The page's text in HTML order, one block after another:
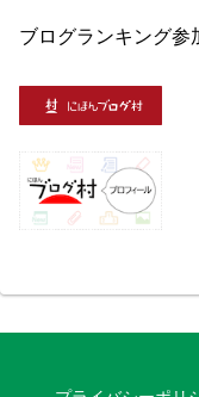
ブログランキング参